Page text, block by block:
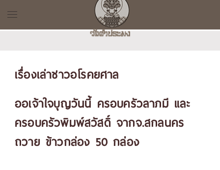
เรื่องเล่าชาวอโรคยศาล
ออเจ้าใจบุญวันนี้ ครอบครัวลาภมี และ
ครอบครัวพิมพ์สวัสดิ์ จากจ.สกลนคร
ถวาย ข้าวกล่อง 50 กล่อง